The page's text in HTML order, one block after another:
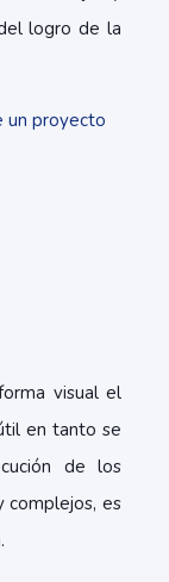
logro de la
un proyecto
visual el
en tanto se
de los
complejos, es